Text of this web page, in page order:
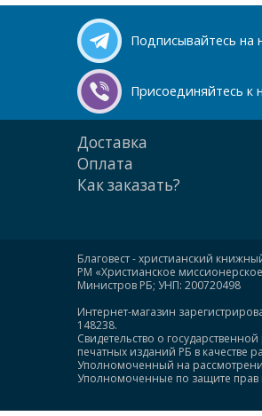
Подписывайтесь на
Присоединяйтесь к
Доставка
Оплата
Как заказать?
Благовест - христианский
РМ «Христианское
Министров РБ; УНП: 200720498
Интернет-магазин
148238.
Свидетельство о
печатных изданий РБ в качестве
Уполномоченный на
Уполномоченные по защите прав